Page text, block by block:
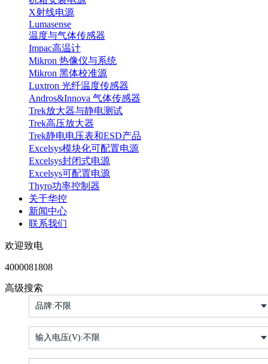
X射线电源
Lumasense
温度与气体传感器
Impac高温计
Mikron 热像仪与系统
Mikron 黑体校准源
Luxtron 光纤温度传感器
Andros&Innova 气体传感器
Trek放大器与静电测试
Trek高压放大器
Trek静电电压表和ESD产品
Excelsys模块化可配置电源
Excelsys封闭式电源
Excelsys可配置电源
Thyro功率控制器
关于华控
新闻中心
联系我们
欢迎致电
4000081808
高级搜索
品牌:不限
输入电压(V):不限